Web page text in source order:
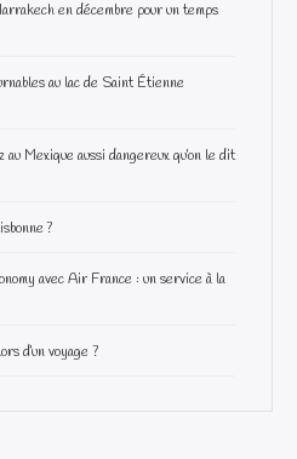
en décembre pour un temps
au lac de Saint Étienne
Mexique aussi dangereux qu’on le dit
?
avec Air France : un service à la
d’un voyage ?